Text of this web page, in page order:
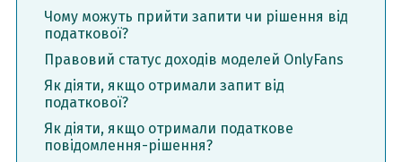
Чому можуть прийти запити чи рішення від
податкової?
Правовий статус доходів моделей OnlyFans
Як діяти, якщо отримали запит від
податкової?
Як діяти, якщо отримали податкове
повідомлення-рішення?